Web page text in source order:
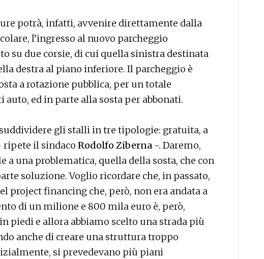
potrà, infatti, avvenire direttamente dalla
l’ingresso al nuovo parcheggio
su due corsie, di cui quella sinistra destinata
destra al piano inferiore. Il parcheggio è
a rotazione pubblica, per un totale
auto, ed in parte alla sosta per abbonati.
gli stalli in tre tipologie: gratuita, a
il sindaco Rodolfo Ziberna -. Daremo,
a una problematica, quella della sosta, che con
soluzione. Voglio ricordare che, in passato,
project financing che, però, non era andata a
di un milione e 800 mila euro è, però,
piedi e allora abbiamo scelto una strada più
anche di creare una struttura troppo
si prevedevano più piani